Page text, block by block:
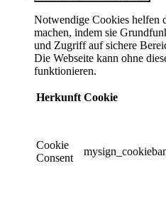
Notwendige Cookies helfen
machen, indem sie
und Zugriff auf sichere
Die Webseite kann ohne
funktionieren.
Herkunft Cookie
Cookie
Consent